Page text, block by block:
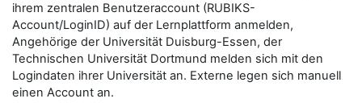
ihrem zentralen Benutzeraccount (RUBIKS-
Account/LoginID) auf der Lernplattform anmelden,
Angehörige der Universität Duisburg-Essen, der
Technischen Universität Dortmund melden sich mit den
Logindaten ihrer Universität an. Externe legen sich manuell
einen Account an.